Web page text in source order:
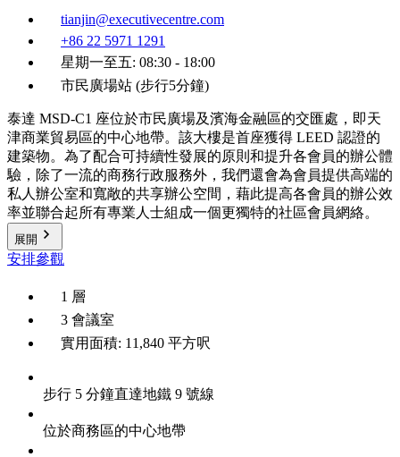
tianjin@executivecentre.com
+86 22 5971 1291
星期一至五: 08:30 - 18:00
市民廣場站 (步行5分鐘)
泰達 MSD-C1 座位於市民廣場及濱海金融區的交匯處，即天
津商業貿易區的中心地帶。該大樓是首座獲得 LEED 認證的
建築物。為了配合可持續性發展的原則和提升各會員的辦公體
驗，除了一流的商務行政服務外，我們還會為會員提供高端的
私人辦公室和寬敞的共享辦公空間，藉此提高各會員的辦公效
率並聯合起所有專業人士組成一個更獨特的社區會員網絡。
展開
安排參觀
1 層
3 會議室
實用面積: 11,840 平方呎
步行 5 分鐘直達地鐵 9 號線
位於商務區的中心地帶